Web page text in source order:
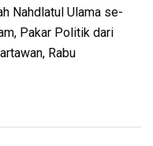
Nahdlatul Ulama se-
Pakar Politik dari
Rabu